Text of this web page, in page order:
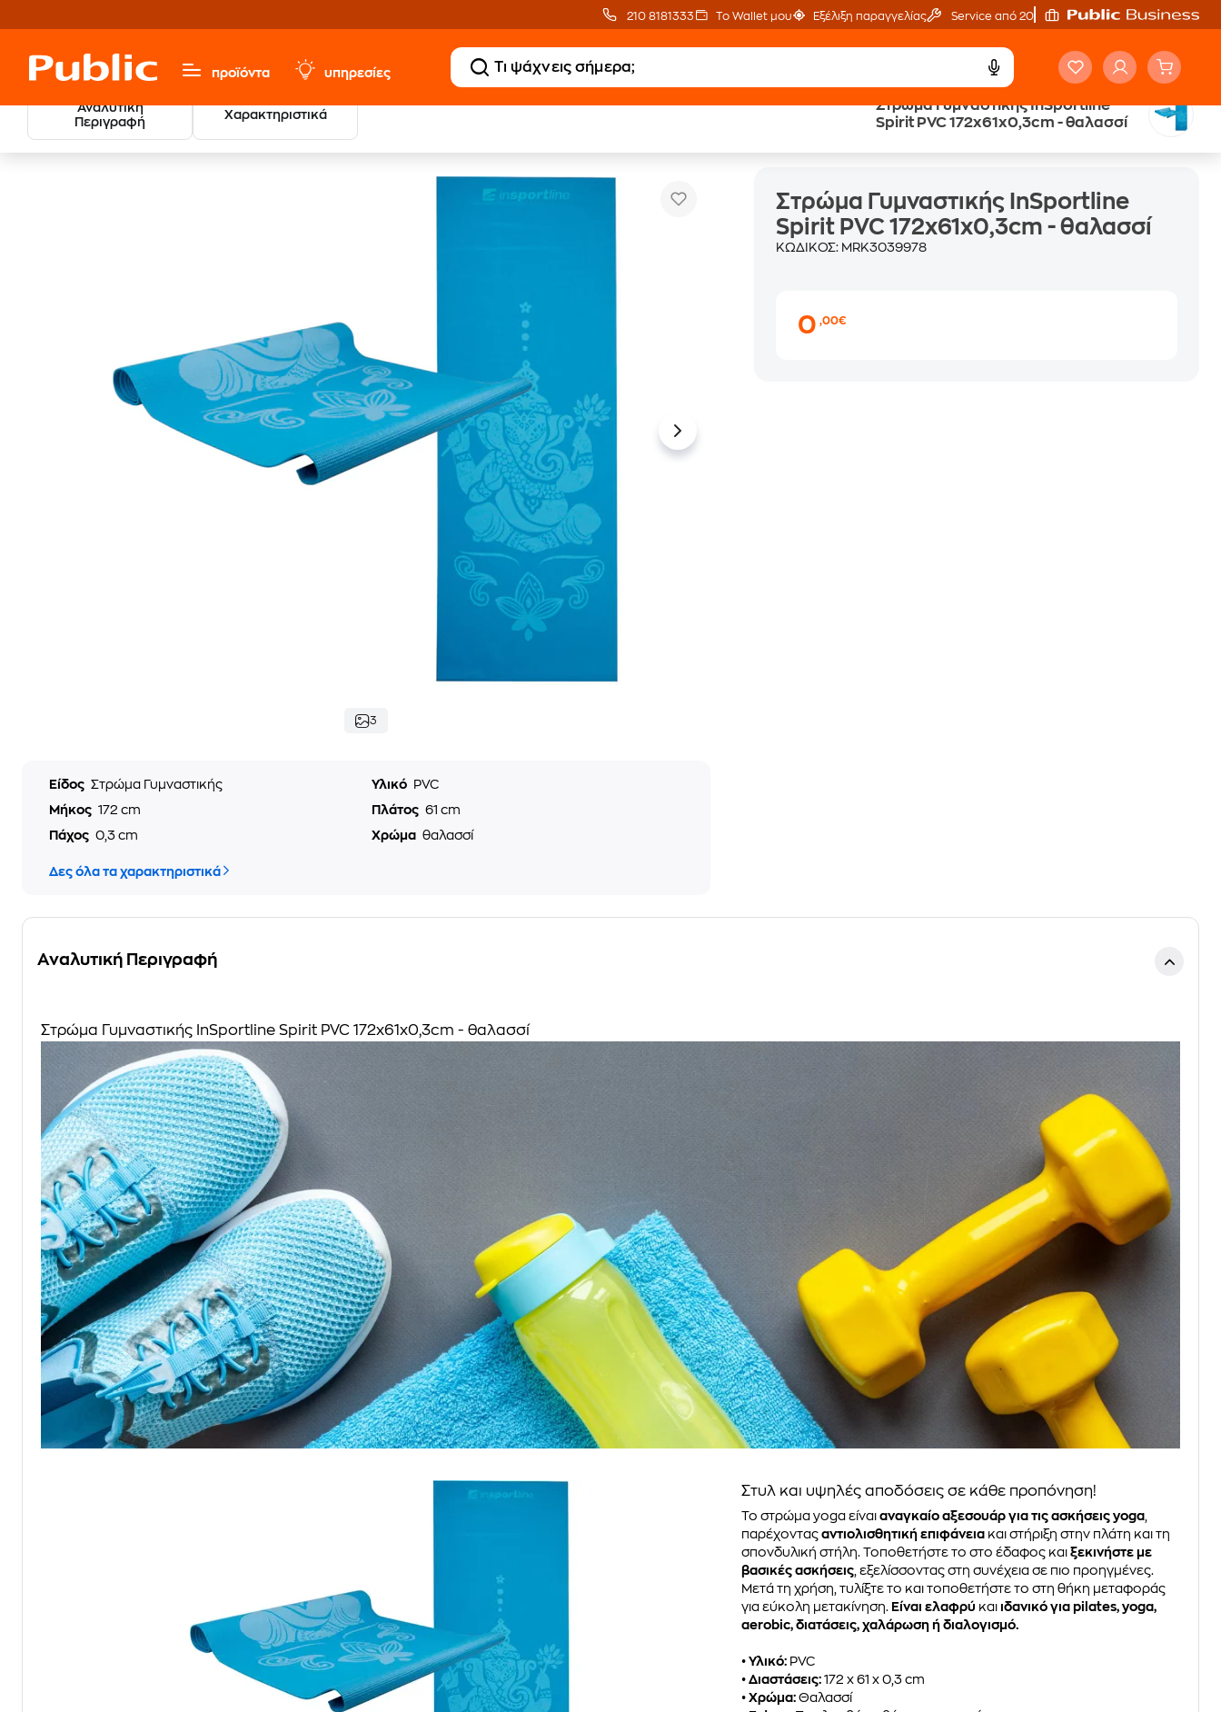
210 8181333 Το Wallet μου Εξέλιξη παραγγελίας Service από 20'
προϊόντα υπηρεσίες
Αναλυτική
Περιγραφή
Χαρακτηριστικά
Στρώμα Γυμναστικής InSportline
Spirit PVC 172x61x0,3cm - θαλασσί
Sports, Fitness & Hobbies Στρώμα Γυμναστικής InSportline Spirit PVC 172x61x0,3cm - θαλασσί
3
Είδος Στρώμα Γυμναστικής Υλικό
PVC
Μήκος 172 cm Πλάτος 61 cm
Πάχος 0,3 cm Χρώμα θαλασσί
Δες όλα τα χαρακτηριστικά
Στρώμα Γυμναστικής InSportline
Spirit PVC 172x61x0,3cm - θαλασσί
ΚΩΔΙΚΟΣ: MRK3039978
0,00€
Αναλυτική Περιγραφή
Στρώμα Γυμναστικής InSportline Spirit PVC 172x61x0,3cm - θαλασσί
Στυλ και υψηλές αποδόσεις σε κάθε προπόνηση!
Το στρώμα yoga είναι αναγκαίο αξεσουάρ για τις ασκήσεις yoga
παρέχοντας αντιολισθητική επιφάνεια και στήριξη στην πλάτη και τη
σπονδυλική στήλη. Τοποθετήστε το στο έδαφος και ξεκινήστε με
βασικές ασκήσεις , εξελίσσοντας στη συνέχεια σε πιο προηγμένες.
Μετά τη χρήση, τυλίξτε το και τοποθετήστε το στη θήκη μεταφοράς
για εύκολη μετακίνηση. Είναι ελαφρύ και ιδανικό για pilates, yoga,
aerobic, διατάσεις, χαλάρωση ή διαλογισμό.
• Υλικό: PVC
• Διαστάσεις: 172 x 61 x 0,3 cm
• Χρώμα: Θαλασσί